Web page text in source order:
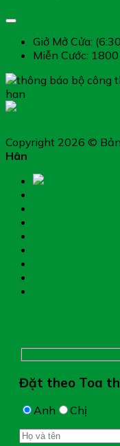
Giở Mở Cửa:
Miễn Cước:
Copyright 2026 ©
Hân
Đặt theo Toa
Anh Chị